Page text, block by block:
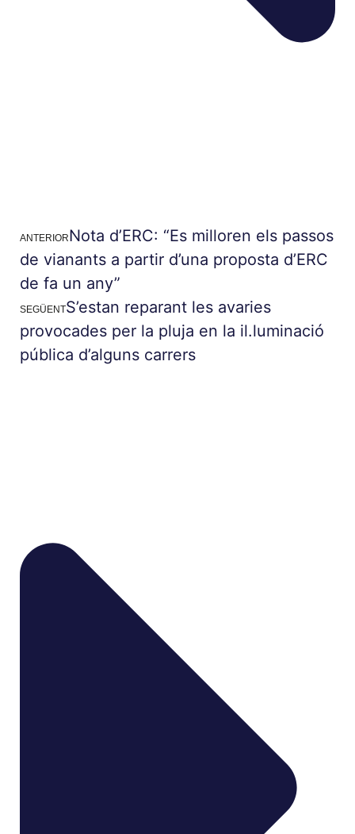
ANTERIORNota d’ERC: “Es milloren els passos
de vianants a partir d’una proposta d’ERC
de fa un any”
SEGÜENTS’estan reparant les avaries
provocades per la pluja en la il.luminació
pública d’alguns carrers